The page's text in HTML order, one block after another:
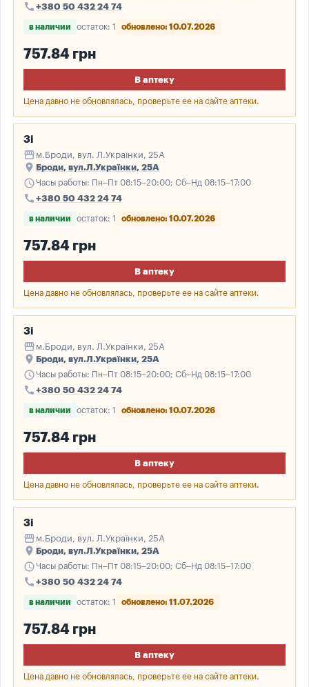
call +380 50 432 24 74
в наличии остаток: 1 обновлено: 10.07.2026
757.84 грн
В аптеку
Цена давно не обновлялась, проверьте ее на сайте аптеки.
3і
storefront м.Броди, вул. Л.Українки, 25А
place Броди, вул.Л.Українки, 25А
scheduleЧасы работы: Пн–Пт 08:15–20:00; Сб–Нд 08:15–17:00
call +380 50 432 24 74
в наличии остаток: 1 обновлено: 10.07.2026
757.84 грн
В аптеку
Цена давно не обновлялась, проверьте ее на сайте аптеки.
3і
storefront м.Броди, вул. Л.Українки, 25А
place Броди, вул.Л.Українки, 25А
scheduleЧасы работы: Пн–Пт 08:15–20:00; Сб–Нд 08:15–17:00
call +380 50 432 24 74
в наличии остаток: 1 обновлено: 10.07.2026
757.84 грн
В аптеку
Цена давно не обновлялась, проверьте ее на сайте аптеки.
3і
storefront м.Броди, вул. Л.Українки, 25А
place Броди, вул.Л.Українки, 25А
scheduleЧасы работы: Пн–Пт 08:15–20:00; Сб–Нд 08:15–17:00
call +380 50 432 24 74
в наличии остаток: 1 обновлено: 11.07.2026
757.84 грн
В аптеку
Цена давно не обновлялась, проверьте ее на сайте аптеки.